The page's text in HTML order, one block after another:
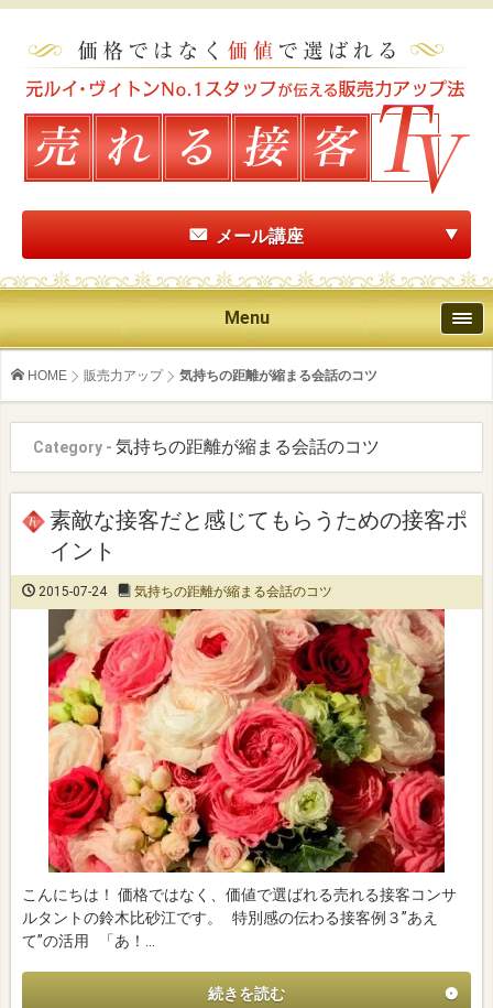
メール講座
Menu
HOME 販売力アップ 気持ちの距離が縮まる会話のコツ
Category - 気持ちの距離が縮まる会話のコツ
素敵な接客だと感じてもらうための接客ポ
イント
2015-07-24 気持ちの距離が縮まる会話のコツ
こんにちは！ 価格ではなく、価値で選ばれる売れる接客コンサ
ルタントの鈴木比砂江です。 特別感の伝わる接客例３”あえ
て”の活用 「あ！…
続きを読む